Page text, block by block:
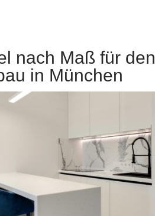
nach Maß für den
in München